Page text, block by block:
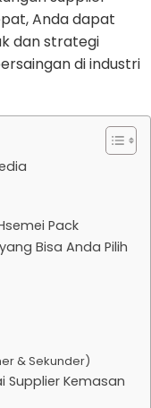
Anda dapat
dan strategi
di industri
Pack
Bisa Anda Pilih
& Sekunder)
Supplier Kemasan